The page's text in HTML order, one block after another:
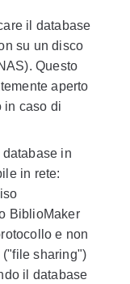
il database
su un disco
Questo
aperto
in caso di
in
in rete:
BiblioMaker
e non
sharing")
il database